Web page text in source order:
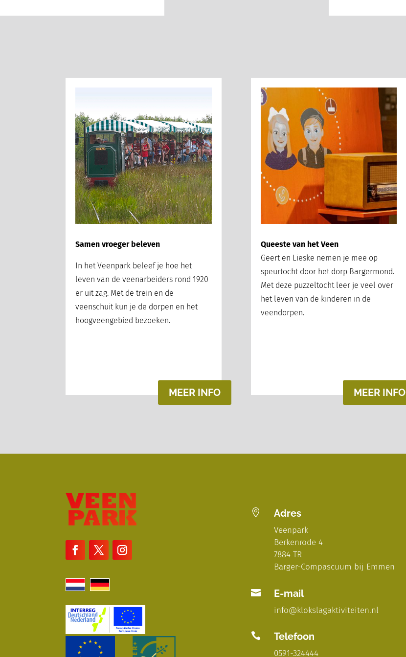
Samen vroeger beleven
In het Veenpark beleef je hoe het
leven van de veenarbeiders rond 1920
er uit zag. Met de trein en de
veenschuit kun je de dorpen en het
hoogveengebied bezoeken.
MEER INFO
Queeste van het Veen
Geert en Lieske nemen je mee op
speurtocht door het dorp Bargermond.
Met deze puzzeltocht leer je veel over
het leven van de kinderen in de
veendorpen.
MEER INFO
 Adres
Veenpark
Berkenrode 4
7884 TR
Barger-Compascuum bij Emmen
 E-mail
info@klokslagaktiviteiten.nl
 Telefoon
0591-324444